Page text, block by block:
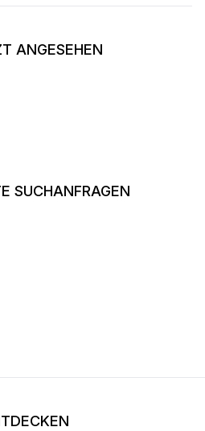
ANGESEHEN
SUCHANFRAGEN